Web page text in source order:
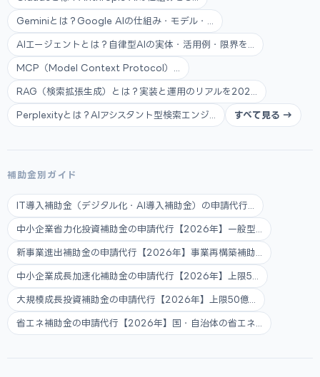
Geminiとは？Google AIの仕組み・モデル・...
AIエージェントとは？自律型AIの実体・活用例・限界を...
MCP（Model Context Protocol）...
RAG（検索拡張生成）とは？実装と運用のリアルを202...
Perplexityとは？AIアシスタント型検索エンジ... すべて見る →
補助金別ガイド
IT導入補助金（デジタル化・AI導入補助金）の申請代行...
中小企業省力化投資補助金の申請代行【2026年】一般型...
新事業進出補助金の申請代行【2026年】事業再構築補助...
中小企業成長加速化補助金の申請代行【2026年】上限5...
大規模成長投資補助金の申請代行【2026年】上限50億...
省エネ補助金の申請代行【2026年】国・自治体の省エネ...